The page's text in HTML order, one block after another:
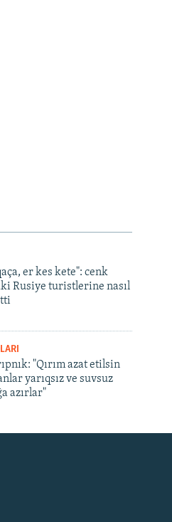
er kes kete": cenk
Rusiye turistlerine nasıl
"Qırım azat etilsin
yarıqsız ve suvsuz
azırlar"